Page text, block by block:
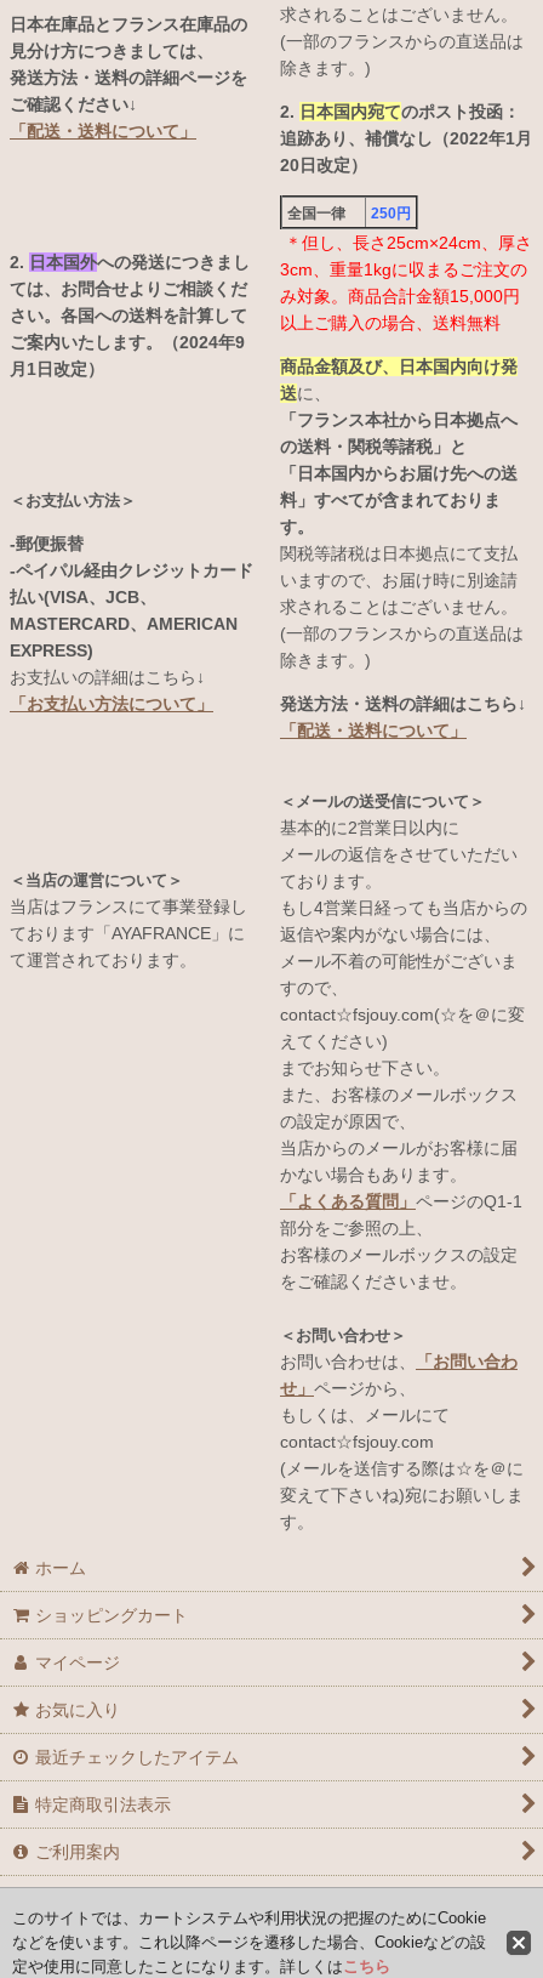
日本在庫品とフランス在庫品の
見分け方につきましては、
発送方法・送料の詳細ページを
ご確認ください↓
「配送・送料について」
2. 日本国外への発送につきまし
ては、お問合せよりご相談くだ
さい。各国への送料を計算して
ご案内いたします。（2024年9
月1日改定）
＜お支払い方法＞
-郵便振替
-ペイパル経由クレジットカード
払い(VISA、JCB、
MASTERCARD、AMERICAN
EXPRESS)
お支払いの詳細はこちら↓
「お支払い方法について」
＜当店の運営について＞
当店はフランスにて事業登録し
ております「AYAFRANCE」に
て運営されております。
求されることはございません。
(一部のフランスからの直送品は
除きます。)
2. 日本国内宛てのポスト投函：
追跡あり、補償なし（2022年1月
20日改定）
全国一律 250円
＊但し、長さ25cm×24cm、厚さ
3cm、重量1kgに収まるご注文の
み対象。商品合計金額15,000円
以上ご購入の場合、送料無料
商品金額及び、日本国内向け発
送に、
「フランス本社から日本拠点へ
の送料・関税等諸税」と
「日本国内からお届け先への送
料」すべてが含まれておりま
す。
関税等諸税は日本拠点にて支払
いますので、お届け時に別途請
求されることはございません。
(一部のフランスからの直送品は
除きます。)
発送方法・送料の詳細はこちら↓
「配送・送料について」
＜メールの送受信について＞
基本的に2営業日以内に
メールの返信をさせていただい
ております。
もし4営業日経っても当店からの
返信や案内がない場合には、
メール不着の可能性がございま
すので、
contact☆fsjouy.com(☆を＠に変
えてください)
までお知らせ下さい。
また、お客様のメールボックス
の設定が原因で、
当店からのメールがお客様に届
かない場合もあります。
「よくある質問」 ページのQ1-1
部分をご参照の上、
お客様のメールボックスの設定
をご確認くださいませ。
＜お問い合わせ＞
お問い合わせは、
「お問い合わ
せ」 ページから、
もしくは、メールにて
contact☆fsjouy.com
(メールを送信する際は☆を＠に
変えて下さいね)宛にお願いしま
す。
ホーム
ショッピングカート
マイページ
お気に入り
最近チェックしたアイテム
特定商取引法表示
ご利用案内
Copyright (C) 2008-2026 AYAFRANCE All Rights Reserved
このサイトでは、カートシステムや利用状況の把握のためにCookie
などを使います。これ以降ページを遷移した場合、Cookieなどの設
定や使用に同意したことになります。詳しくはこちら